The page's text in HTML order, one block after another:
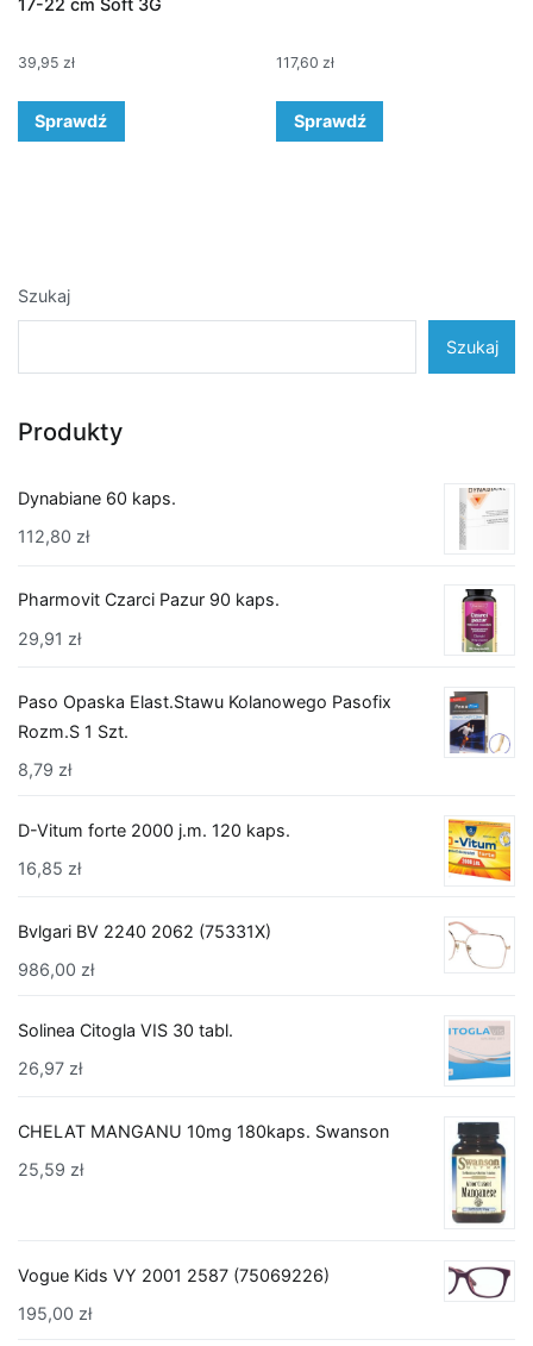
17-22 cm Soft 3G
39,95 zł
Sprawdź
117,60zł
Sprawdź
Szukaj
Szukaj
Produkty
Dynabiane 60 kaps.
112,80 zł
Pharmovit Czarci Pazur 90 kaps.
29,91 zł
Paso Opaska Elast.Stawu Kolanowego Pasofix
Rozm.S 1 Szt.
8,79 zł
D-Vitum forte 2000 j.m. 120 kaps.
16,85 zł
Bvlgari BV 2240 2062 (75331X)
986,00 zł
Solinea Citogla VIS 30 tabl.
26,97 zł
CHELAT MANGANU 10mg 180kaps. Swanson
25,59 zł
Vogue Kids VY 2001 2587 (75069226)
195,00 zł